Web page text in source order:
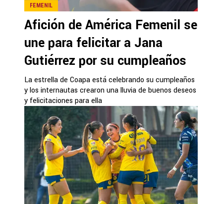
FEMENIL
Afición de América Femenil se
une para felicitar a Jana
Gutiérrez por su cumpleaños
La estrella de Coapa está celebrando su cumpleaños
y los internautas crearon una lluvia de buenos deseos
y felicitaciones para ella